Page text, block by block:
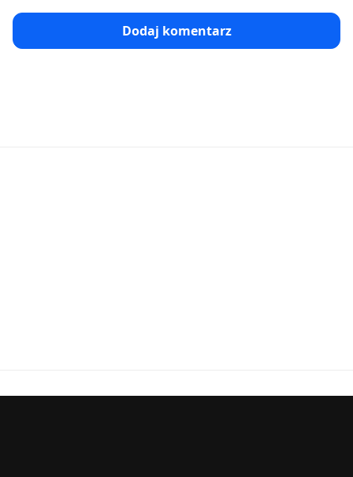
Dodaj komentarz